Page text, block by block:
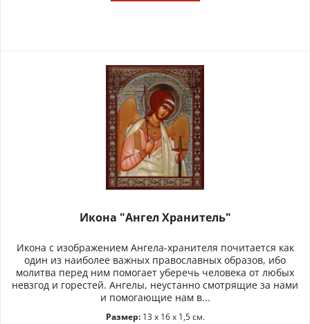
Икона "Ангел Хранитель"
Икона с изображением Ангела-хранителя почитается как
один из наиболее важных православных образов, ибо
молитва перед ним помогает уберечь человека от любых
невзгод и горестей. Ангелы, неустанно смотрящие за нами
и помогающие нам в...
Размер:13 x 16 x 1,5 см.